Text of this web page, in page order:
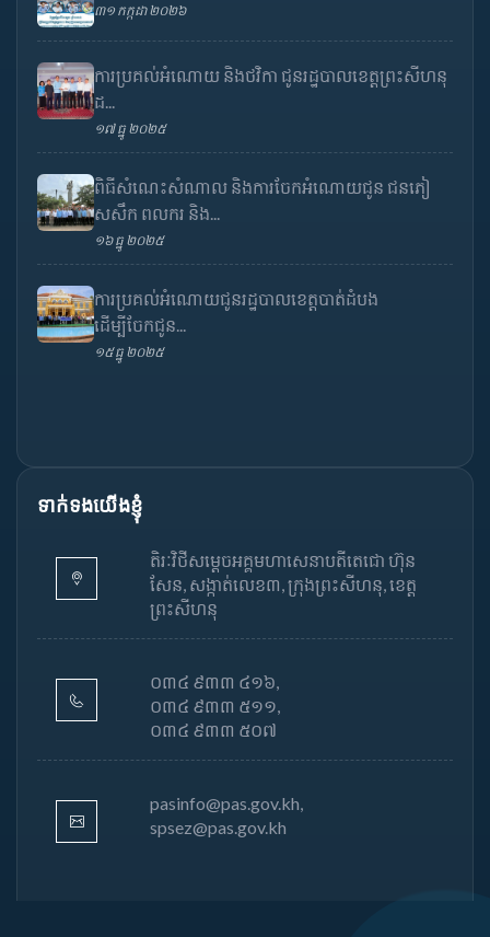
៣១ កក្កដា ២០២៦
ការប្រគល់អំណោយ និងថវិកា ជូនរដ្ឋបាលខេត្តព្រះសីហនុ
ដ...
១៧ ធ្នូ ២០២៥
ពិធីសំណេះសំណាល និងការចែកអំណោយជូន ជនភៀ
សសឹក ពលករ និង...
១៦ ធ្នូ ២០២៥
ការប្រគល់អំណោយជូនរដ្ឋបាលខេត្តបាត់ដំបង
ដើម្បីចែកជូន...
១៥ ធ្នូ ២០២៥
ទាក់ទងយើងខ្ញុំ
តិរៈវិថីសម្តេចអគ្គមហាសេនាបតីតេជោ ហ៊ុន
សែន, សង្កាត់លេខ៣, ក្រុងព្រះសីហនុ, ខេត្ត
ព្រះសីហនុ
០៣៤ ៩៣៣ ៤១៦,
០៣៤ ៩៣៣ ៥១១,
០៣៤ ៩៣៣ ៥០៧
pasinfo@pas.gov.kh,
spsez@pas.gov.kh